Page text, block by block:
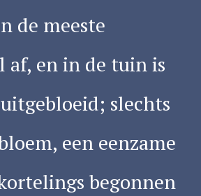
de meeste
af, en in de tuin is
slechts
een eenzame
begonnen